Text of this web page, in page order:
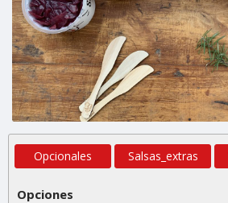
Opcionales Salsas_extras
Opciones